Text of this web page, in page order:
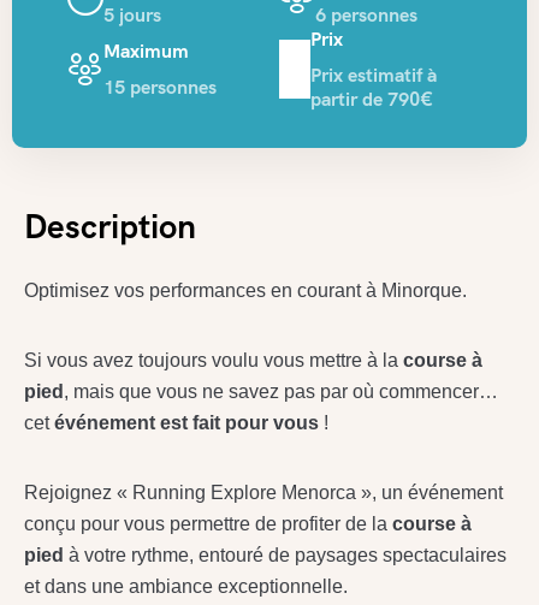
5 jours
6 personnes
Maximum
15 personnes
Prix
Prix estimatif à
partir de 790€
Description
Optimisez vos performances en courant à Minorque.
Si vous avez toujours voulu vous mettre à la course à
pied , mais que vous ne savez pas par où commencer…
cetévénement est fait pour vous !
Rejoignez « Running Explore Menorca », un événement
conçu pour vous permettre de profiter de la course à
pied à votre rythme, entouré de paysages spectaculaires
et dans une ambiance exceptionnelle.